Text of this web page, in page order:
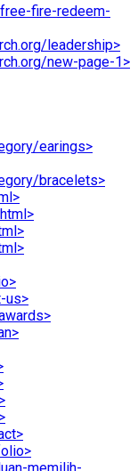
fire-redeem-
leadership>
new-page-1>
earings>
bracelets>
us>